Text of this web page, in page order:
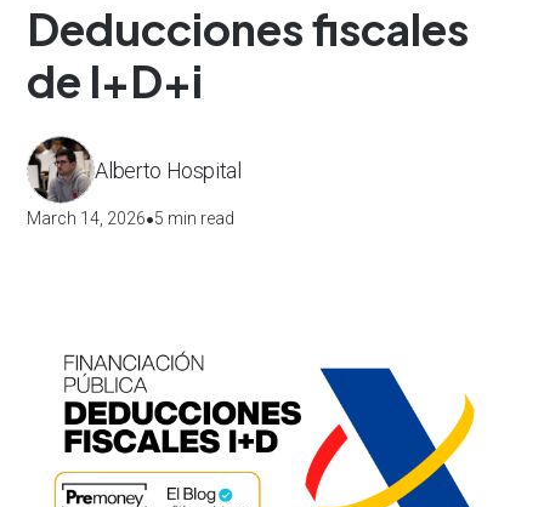
Deducciones fiscales
de I+D+i
Alberto Hospital
March 14, 2026•5 min read